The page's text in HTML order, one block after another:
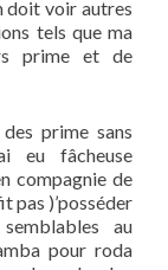
doit voir autres
tels que ma
prime et de
prime sans
eu fâcheuse
compagnie de
pas )’posséder
au
pour roda